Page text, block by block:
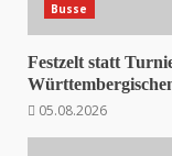
Busse
Festzelt statt
05.08.2026